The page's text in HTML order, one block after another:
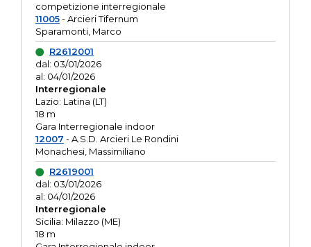
competizione interregionale
11005- Arcieri Tifernum
Sparamonti, Marco
R2612001
dal: 03/01/2026
al: 04/01/2026
Interregionale
Lazio: Latina (LT)
18 m
Gara Interregionale indoor
12007 - A.S.D. Arcieri Le Rondini
Monachesi, Massimiliano
R2619001
dal: 03/01/2026
al: 04/01/2026
Interregionale
Sicilia: Milazzo (ME)
18 m